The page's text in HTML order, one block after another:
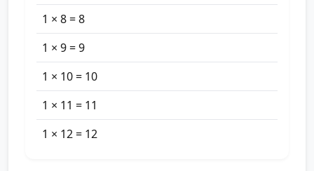
1 × 8 = 8
1 × 9 = 9
1 × 10 = 10
1 × 11 = 11
1 × 12 = 12